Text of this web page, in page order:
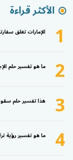
الأكثر قراءة
1 الإمارات تغلق
2 ما هو تفسير حلم
3 هذا تفسير حلم
4 ما هو تفسير رؤية